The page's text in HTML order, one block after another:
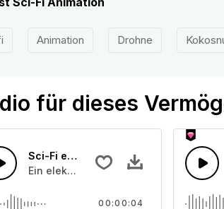
Animation Drohne
für dieses
Sci-Fi elektrischer Anstieg
Ein elektronischer Pfeifton, der mit
00:00:04